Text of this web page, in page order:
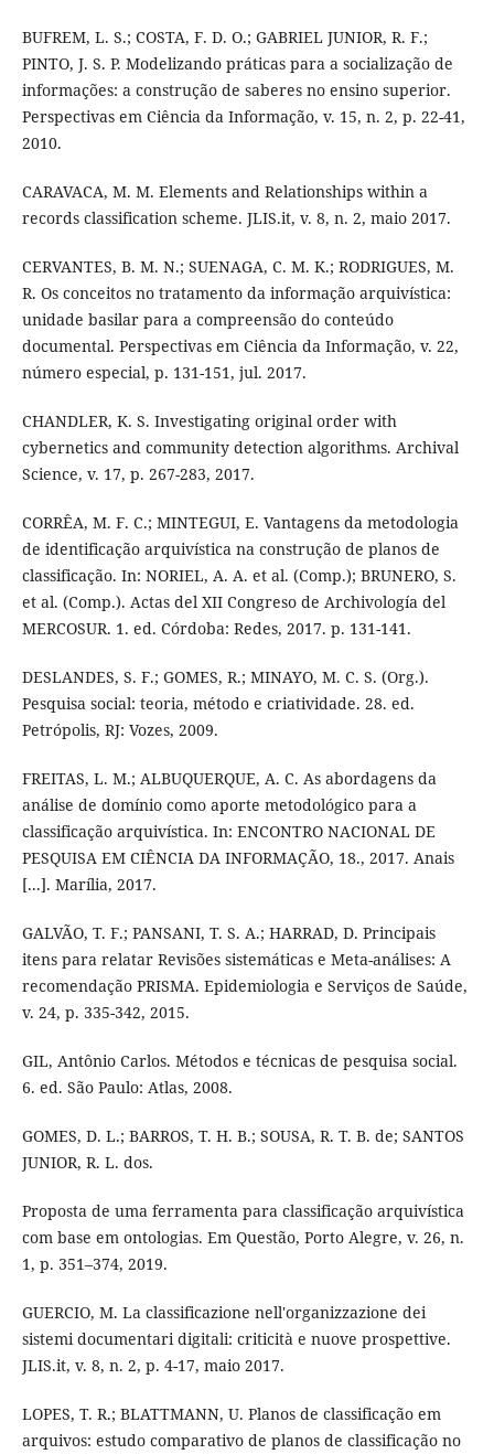
BUFREM, L. S.; COSTA, F. D. O.; GABRIEL JUNIOR, R. F.;
PINTO, J. S. P. Modelizando práticas para a socialização de
informações: a construção de saberes no ensino superior.
Perspectivas em Ciência da Informação, v. 15, n. 2, p. 22-41,
2010.
CARAVACA, M. M. Elements and Relationships within a
records classification scheme. JLIS.it, v. 8, n. 2, maio 2017.
CERVANTES, B. M. N.; SUENAGA, C. M. K.; RODRIGUES, M.
R. Os conceitos no tratamento da informação arquivística:
unidade basilar para a compreensão do conteúdo
documental. Perspectivas em Ciência da Informação, v. 22,
número especial, p. 131-151, jul. 2017.
CHANDLER, K. S. Investigating original order with
cybernetics and community detection algorithms. Archival
Science, v. 17, p. 267-283, 2017.
CORRÊA, M. F. C.; MINTEGUI, E. Vantagens da metodologia
de identificação arquivística na construção de planos de
classificação. In: NORIEL, A. A. et al. (Comp.); BRUNERO, S.
et al. (Comp.). Actas del XII Congreso de Archivología del
MERCOSUR. 1. ed. Córdoba: Redes, 2017. p. 131-141.
DESLANDES, S. F.; GOMES, R.; MINAYO, M. C. S. (Org.).
Pesquisa social: teoria, método e criatividade. 28. ed.
Petrópolis, RJ: Vozes, 2009.
FREITAS, L. M.; ALBUQUERQUE, A. C. As abordagens da
análise de domínio como aporte metodológico para a
classificação arquivística. In: ENCONTRO NACIONAL DE
PESQUISA EM CIÊNCIA DA INFORMAÇÃO, 18., 2017. Anais
[...]. Marília, 2017.
GALVÃO, T. F.; PANSANI, T. S. A.; HARRAD, D. Principais
itens para relatar Revisões sistemáticas e Meta-análises: A
recomendação PRISMA. Epidemiologia e Serviços de Saúde,
v. 24, p. 335-342, 2015.
GIL, Antônio Carlos. Métodos e técnicas de pesquisa social.
6. ed. São Paulo: Atlas, 2008.
GOMES, D. L.; BARROS, T. H. B.; SOUSA, R. T. B. de; SANTOS
JUNIOR, R. L. dos.
Proposta de uma ferramenta para classificação arquivística
com base em ontologias. Em Questão, Porto Alegre, v. 26, n.
1, p. 351–374, 2019.
GUERCIO, M. La classificazione nell'organizzazione dei
sistemi documentari digitali: criticità e nuove prospettive.
JLIS.it, v. 8, n. 2, p. 4-17, maio 2017.
LOPES, T. R.; BLATTMANN, U. Planos de classificação em
arquivos: estudo comparativo de planos de classificação no